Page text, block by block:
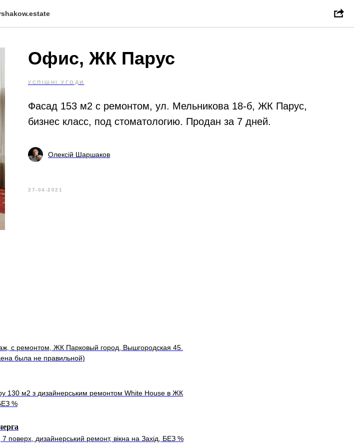
Офис, ЖК Парус
УСПІШНІ УГОДИ
Фасад 153 м2 с ремонтом, ул. Мельникова 18-б, ЖК Парус,
бизнес класс, под стоматологию. Продан за 7 дней.
Олексій Шаршаков
27-04-2021
с ремонтом, ЖК Парковый город, Вышгородская 45.
была не правильной)
130 м2 з дизайнерським ремонтом White House в ЖК
%
дизайнерський ремонт, вікна на Захід, БЕЗ %